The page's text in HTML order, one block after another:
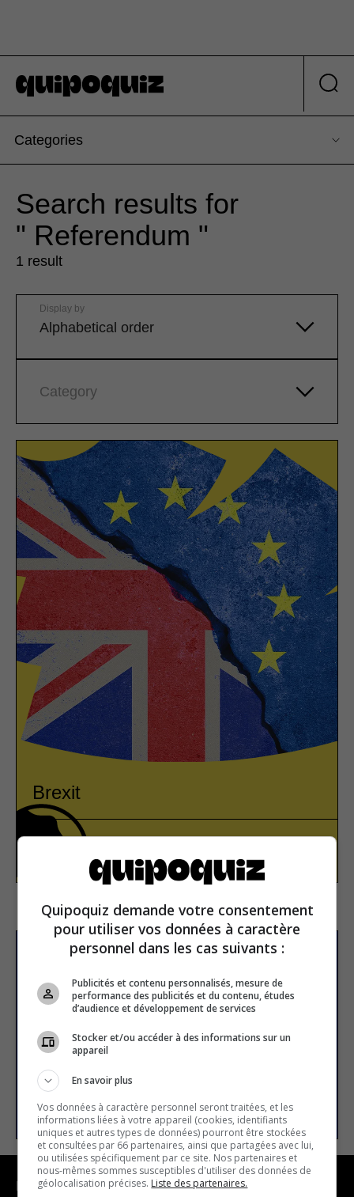
Categories
Search results for
" Referendum "
1 result
Alphabetical order
Display by
Category
Brexit
newsletter
Email address
SUBSCRIBE
NAVIGATION
Quipoquiz demande votre consentement
pour utiliser vos données à caractère
personnel dans les cas suivants :
Publicités et contenu personnalisés, mesure de
performance des publicités et du contenu, études
d’audience et développement de services
Stocker et/ou accéder à des informations sur un
appareil
En savoir plus
Vos données à caractère personnel seront traitées, et les
informations liées à votre appareil (cookies, identifiants
uniques et autres types de données) pourront être stockées
et consultées par 66 partenaires, ainsi que partagées avec lui,
ou utilisées spécifiquement par ce site. Nos partenaires et
nous-mêmes sommes susceptibles d'utiliser des données de
géolocalisation précises. Liste des partenaires.